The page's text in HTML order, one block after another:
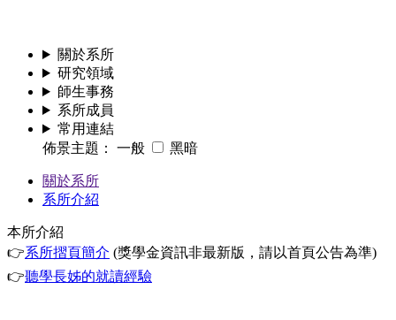
關於系所
研究領域
師生事務
系所成員
常用連結
佈景主題：
一般 黑暗
關於系所
系所介紹
本所介紹
👉系所摺頁簡介 (獎學金資訊非最新版，請以首頁公告為準)
👉聽學長姊的就讀經驗